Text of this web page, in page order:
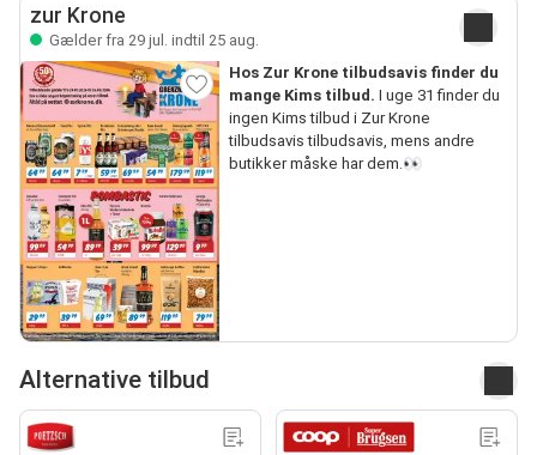
zur Krone
Gælder fra 29 jul. indtil 25 aug.
Hos Zur Krone tilbudsavis finder du
mange Kims tilbud. I uge 31 finder du
ingen Kims tilbud i Zur Krone
tilbudsavis tilbudsavis, mens andre
butikker måske har dem.👀
Alternative tilbud